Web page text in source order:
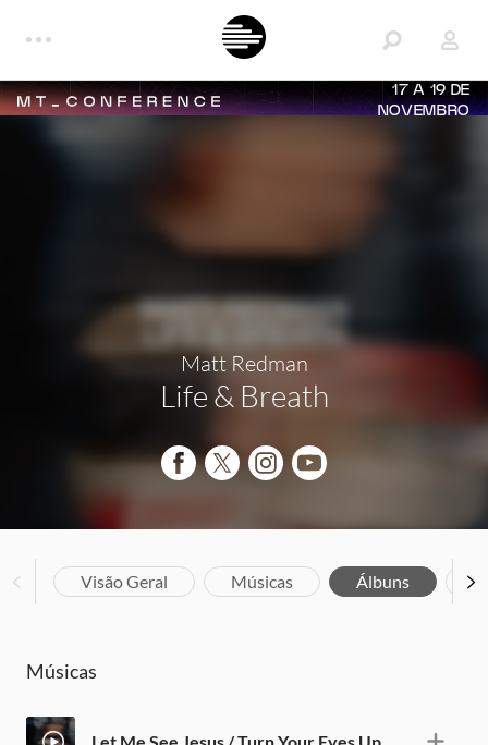
17 A 19 DE
NOVEMBRO
Matt Redman
Life & Breath
Visão Geral Músicas Álbuns
Músicas